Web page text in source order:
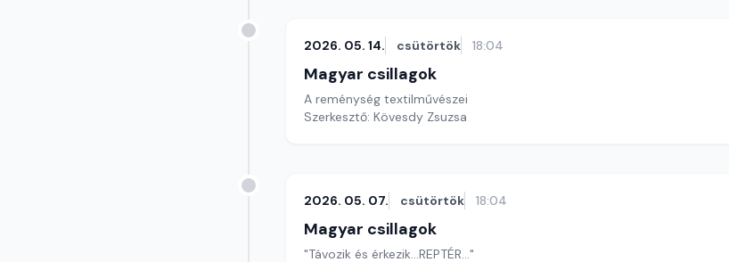
2026. 05. 14. csütörtök 18:04
Magyar csillagok
A reménység textilművészei
Szerkesztő: Kövesdy Zsuzsa
2026. 05. 07. csütörtök 18:04
Magyar csillagok
"Távozik és érkezik...REPTÉR..."